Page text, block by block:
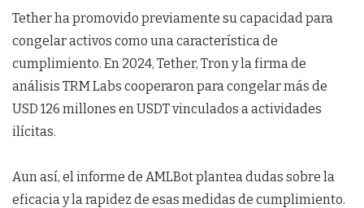
Tether ha promovido previamente su capacidad para
congelar activos como una característica de
cumplimiento. En 2024, Tether, Tron y la firma de
análisis TRM Labs cooperaron para congelar más de
USD 126 millones en USDT vinculados a actividades
ilícitas.
Aun así, el informe de AMLBot plantea dudas sobre la
eficacia y la rapidez de esas medidas de cumplimiento.